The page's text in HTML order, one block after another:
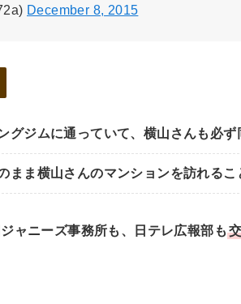
December 8, 2015
グジムに通っていて、横山さんも必ず
まま横山さんのマンションを訪れるこ
ャニーズ事務所も、日テレ広報部も